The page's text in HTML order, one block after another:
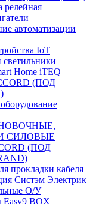
релейная
автоматизации
IoT
Home iTEQ
(ПОД
СИЛОВЫЕ
(ПОД
прокладки кабеля
Систэм Электрик
О/У
Easy9 BOX